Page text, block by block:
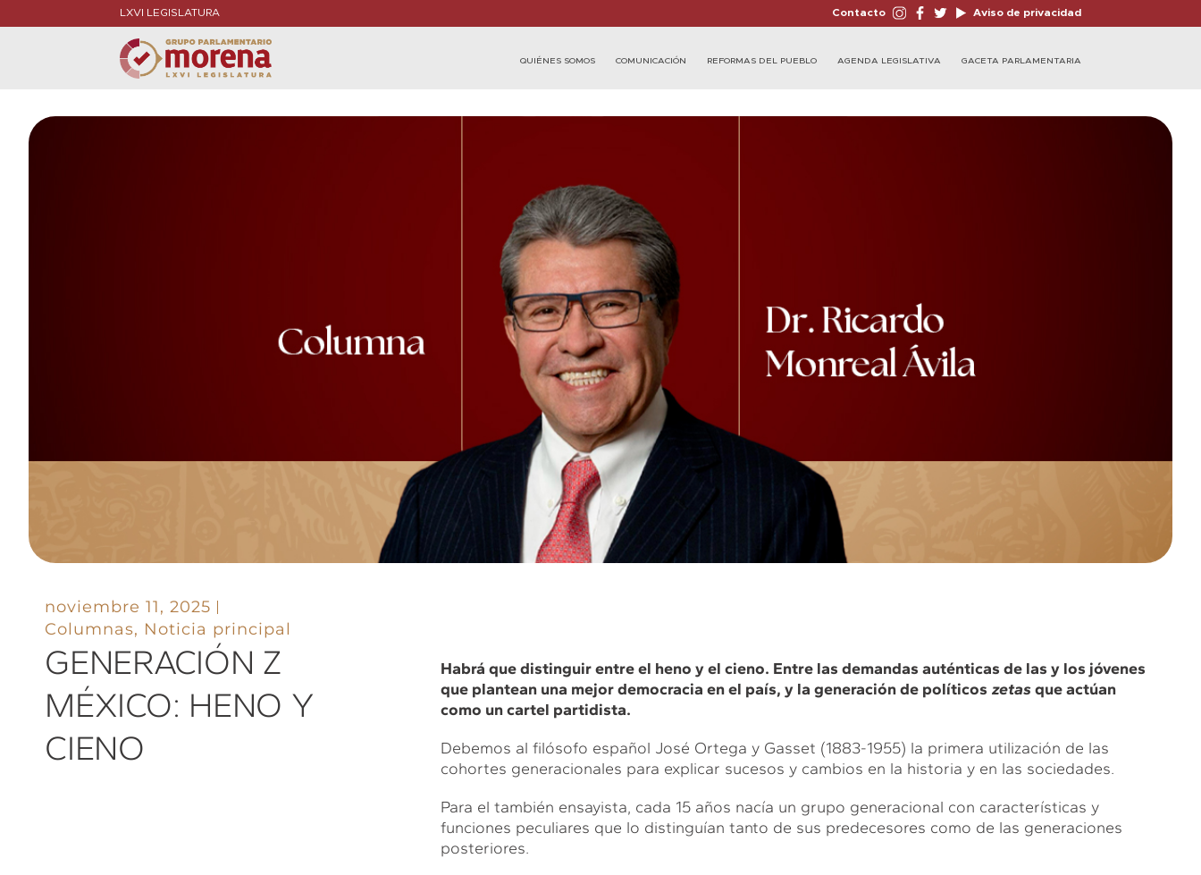
LXVI LEGISLATURA Contacto Aviso de privacidad
QUIÉNES SOMOS COMUNICACIÓN REFORMAS DEL PUEBLO AGENDA LEGISLATIVA GACETA PARLAMENTARIA
noviembre 11, 2025
Columnas, Noticia principal
GENERACIÓN Z
MÉXICO: HENO Y
CIENO
Habrá que distinguir entre el heno y el cieno. Entre las demandas auténticas de las y los jóvenes
que plantean una mejor democracia en el país, y la generación de políticos zetasque actúan
como un cartel partidista.
Debemos al filósofo español José Ortega y Gasset (1883-1955) la primera utilización de las
cohortes generacionales para explicar sucesos y cambios en la historia y en las sociedades.
Para el también ensayista, cada 15 años nacía un grupo generacional con características y
funciones peculiares que lo distinguían tanto de sus predecesores como de las generaciones
posteriores.